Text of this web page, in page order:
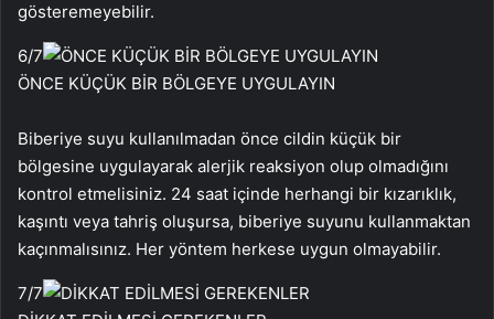
gösteremeyebilir.
6/7
ÖNCE KÜÇÜK BİR BÖLGEYE UYGULAYIN
Biberiye suyu kullanılmadan önce cildin küçük bir
bölgesine uygulayarak alerjik reaksiyon olup olmadığını
kontrol etmelisiniz. 24 saat içinde herhangi bir kızarıklık,
kaşıntı veya tahriş oluşursa, biberiye suyunu kullanmaktan
kaçınmalısınız. Her yöntem herkese uygun olmayabilir.
7/7